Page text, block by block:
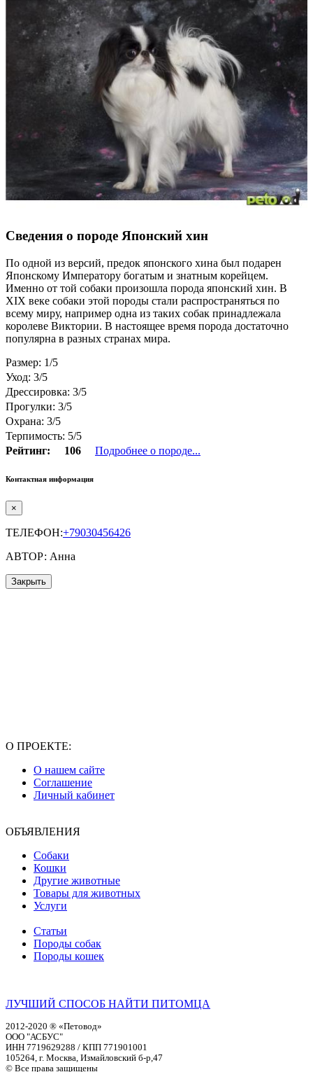
Сведения о породе Японский хин
По одной из версий, предок японского хина был подарен
Японскому Императору богатым и знатным корейцем.
Именно от той собаки произошла порода японский хин. В
XIX веке собаки этой породы стали распространяться по
всему миру, например одна из таких собак принадлежала
королеве Виктории. В настоящее время порода достаточно
популярна в разных странах мира.
Размер: 1/5
Уход: 3/5
Дрессировка: 3/5
Прогулки: 3/5
Охрана: 3/5
Терпимость: 5/5
Рейтинг:
106 Подробнее о породе...
Контактная информация
×
ТЕЛЕФОН:+79030456426
АВТОР: Анна
Закрыть
О ПРОЕКТЕ:
О нашем сайте
Соглашение
Личный кабинет
ОБЪЯВЛЕНИЯ
Собаки
Кошки
Другие животные
Товары для животных
Услуги
Статьи
Породы собак
Породы кошек
ЛУЧШИЙ СПОСОБ НАЙТИ ПИТОМЦА
2012-2020 ® «Петовод»
ООО "АСБУС"
ИНН 7719629288 / КПП 771901001
105264, г. Москва, Измайловский б-р,47
© Все права защищены